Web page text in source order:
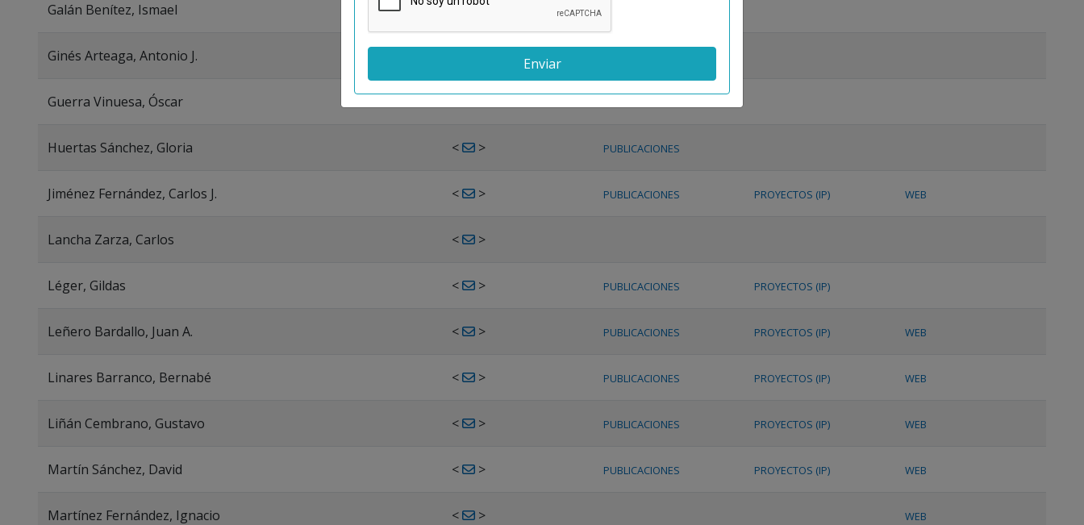
Galán Benítez, Ismael < >
Ginés Arteaga, Antonio J.
Guerra Vinuesa, Óscar
Huertas Sánchez, Gloria < > PUBLICACIONES
Jiménez Fernández, Carlos J. < > PUBLICACIONES PROYECTOS (IP) WEB
Lancha Zarza, Carlos < >
Léger, Gildas < > PUBLICACIONES PROYECTOS (IP)
Leñero Bardallo, Juan A. < > PUBLICACIONES PROYECTOS (IP) WEB
Linares Barranco, Bernabé < > PUBLICACIONES PROYECTOS (IP) WEB
Liñán Cembrano, Gustavo < > PUBLICACIONES PROYECTOS (IP) WEB
Martín Sánchez, David < > PUBLICACIONES PROYECTOS (IP) WEB
Martínez Fernández, Ignacio < > WEB